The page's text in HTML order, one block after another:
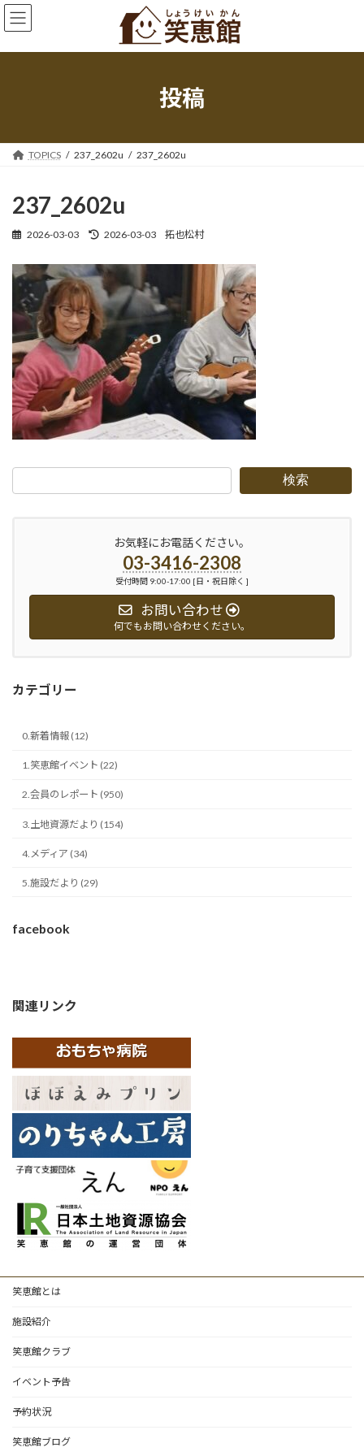
コ
ン
ン
ナ
ビ
ー
投稿
TOPICS 237_2602u 237_2602u
237_2602u
2026-03-03
最
更
新
日
時
2026-03-03 拓也松村
検索
お気軽にお電話ください。
03-3416-2308
受付時間 9:00-17:00 [日・祝日除く ]
お問い合わせ
何でもお問い合わせください。
カテゴリー
0.新着情報 (12)
1.笑恵館イベント (22)
2.会員のレポート (950)
3.土地資源だより (154)
4.メディア (34)
5.施設だより (29)
facebook
関連リンク
笑恵館とは
施設紹介
笑恵館クラブ
イベント予告
予約状況
笑恵館ブログ